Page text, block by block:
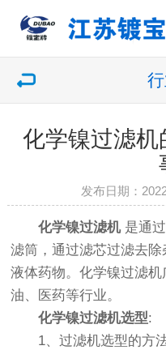
化学镍过滤机
发布日期：
化学镍过滤机是通过
滤筒，通过滤芯过滤去
液体药物。化学镍过滤
油、医药等行业。
化学镍过滤机选型:
1、过滤机选型的方法